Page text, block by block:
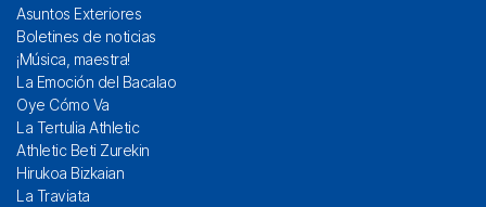
Asuntos Exteriores
Boletines de noticias
¡Música, maestra!
La Emoción del Bacalao
Oye Cómo Va
La Tertulia Athletic
Athletic Beti Zurekin
Hirukoa Bizkaian
La Traviata